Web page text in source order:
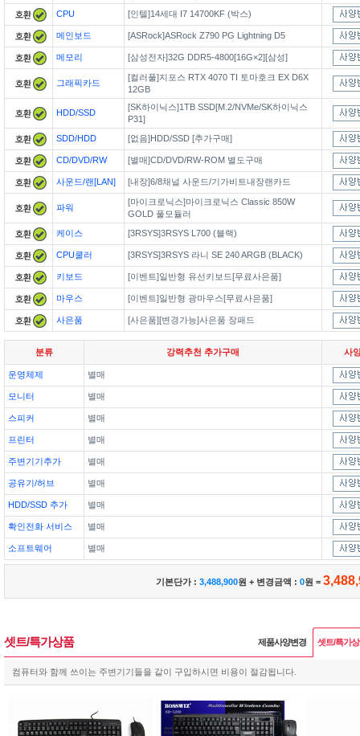
CPU
[인텔]14세대 I7 14700KF (박스)
메인보드 [ASRock]ASRock Z790 PG Lightning D5
메모리 [삼성전자]32G DDR5-4800[16G×2][삼성]
그래픽카드
[컬러풀]지포스 RTX 4070 TI 토마호크 EX D6X
12GB
HDD/SSD
[SK하이닉스]1TB SSD[M.2/NVMe/SK하이닉스
P31]
SDD/HDD
[없음]HDD/SSD [추가구매]
CD/DVD/RW [별매]CD/DVD/RW-ROM 별도구매
사운드/랜[LAN] [내장]6/8채널 사운드/기가비트내장랜카드
파워
[마이크로닉스]마이크로닉스 Classic 850W
GOLD 풀모듈러
케이스
[3RSYS]3RSYS L700 (블랙)
CPU쿨러 [3RSYS]3RSYS 라니 SE 240 ARGB (BLACK)
키보드 [이벤트]일반형 유선키보드[무료사은품]
마우스 [이벤트]일반형 광마우스[무료사은품]
사은품 [사은품][변경가능]사은품 장패드
분류 강력추천 추가구매 사
운영체제 별매
모니터 별매
스피커 별매
프린터 별매
주변기기추가 별매
공유기/허브 별매
HDD/SSD 추가 별매
확인전화 서비스 별매
소프트웨어 별매
기본단가 : 3,488,900원 + 변경금액 : 0원 =
셋트/특가상품 제품사양변경 셋트/특가
컴퓨터와 함께 쓰이는 주변기기들을 같이 구입하시면 비용이 절감됩니다.